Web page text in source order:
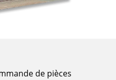
de pièces